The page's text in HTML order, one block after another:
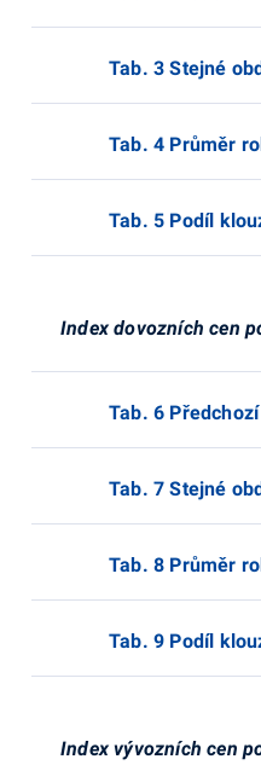
Tab. 3 Stejné
Tab. 4 Průměr
Tab. 5 Podíl
Index dovozních cen
Tab. 6
Tab. 7 Stejné
Tab. 8 Průměr
Tab. 9 Podíl
Index vývozních cen